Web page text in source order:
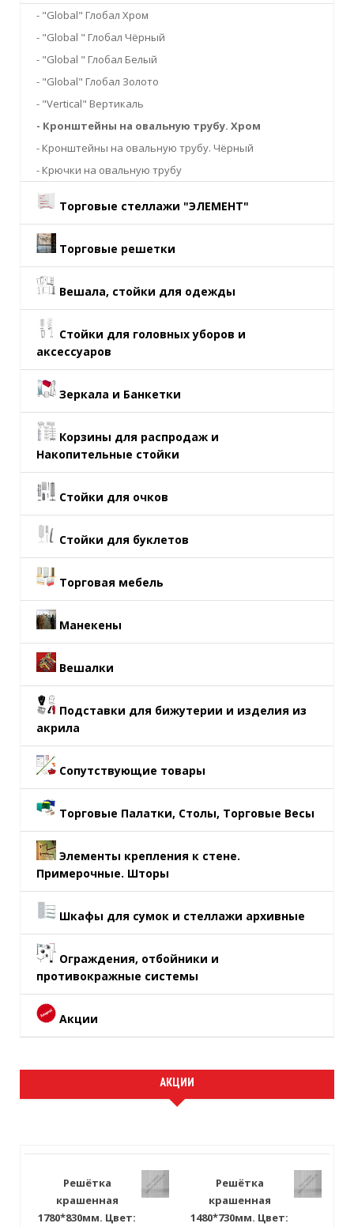
- "Global" Глобал Хром
- "Global " Глобал Чёрный
- "Global " Глобал Белый
- "Global" Глобал Золото
- "Vertical" Вертикаль
- Кронштейны на овальную трубу. Хром
- Кронштейны на овальную трубу. Чёрный
- Крючки на овальную трубу
Торговые стеллажи "ЭЛЕМЕНТ"
Торговые решетки
Вешала, стойки для одежды
Стойки для головных уборов и
аксессуаров
Зеркала и Банкетки
Корзины для распродаж и
Накопительные стойки
Стойки для очков
Стойки для буклетов
Торговая мебель
Манекены
Вешалки
Подставки для бижутерии и изделия из
акрила
Сопутствующие товары
Торговые Палатки, Столы, Торговые Весы
Элементы крепления к стене.
Примерочные. Шторы
Шкафы для сумок и стеллажи архивные
Ограждения, отбойники и
противокражные системы
Акции
АКЦИИ
Решётка
крашенная
1780*830мм. Цвет:
Решётка
крашенная
1480*730мм. Цвет: